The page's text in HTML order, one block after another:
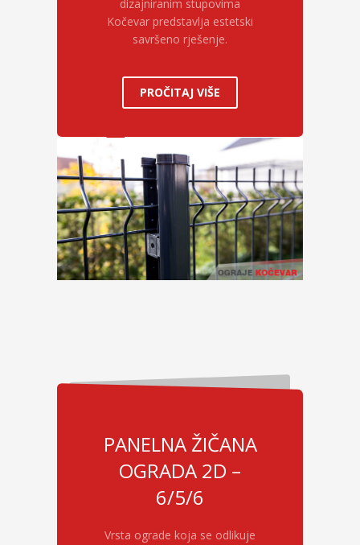
dizajniranim stupovima
Kočevar predstavlja estetski
savršeno rješenje.
PROČITAJ VIŠE
PANELNA ŽIČANA
OGRADA 2D –
6/5/6
Vrsta ograde koja se odlikuje